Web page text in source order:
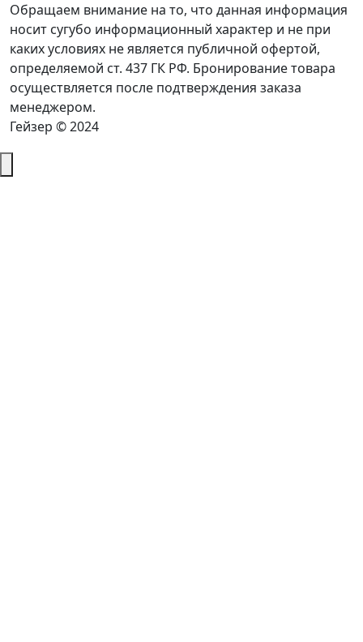
Обращаем внимание на то, что данная информация
носит сугубо информационный характер и не при
каких условиях не является публичной офертой,
определяемой ст. 437 ГК РФ. Бронирование товара
осуществляется после подтверждения заказа
менеджером.
Гейзер © 2024